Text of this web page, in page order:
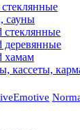
сауны
стеклянные
деревянные
хамам
кассеты,
Emotive